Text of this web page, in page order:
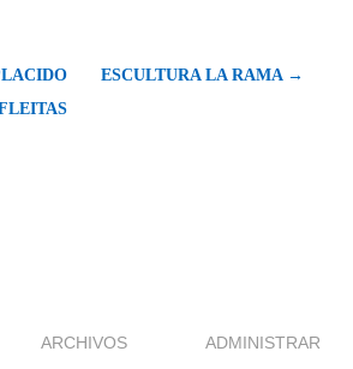
ESCULTURA LA RAMA →
ARCHIVOS ADMINISTRAR